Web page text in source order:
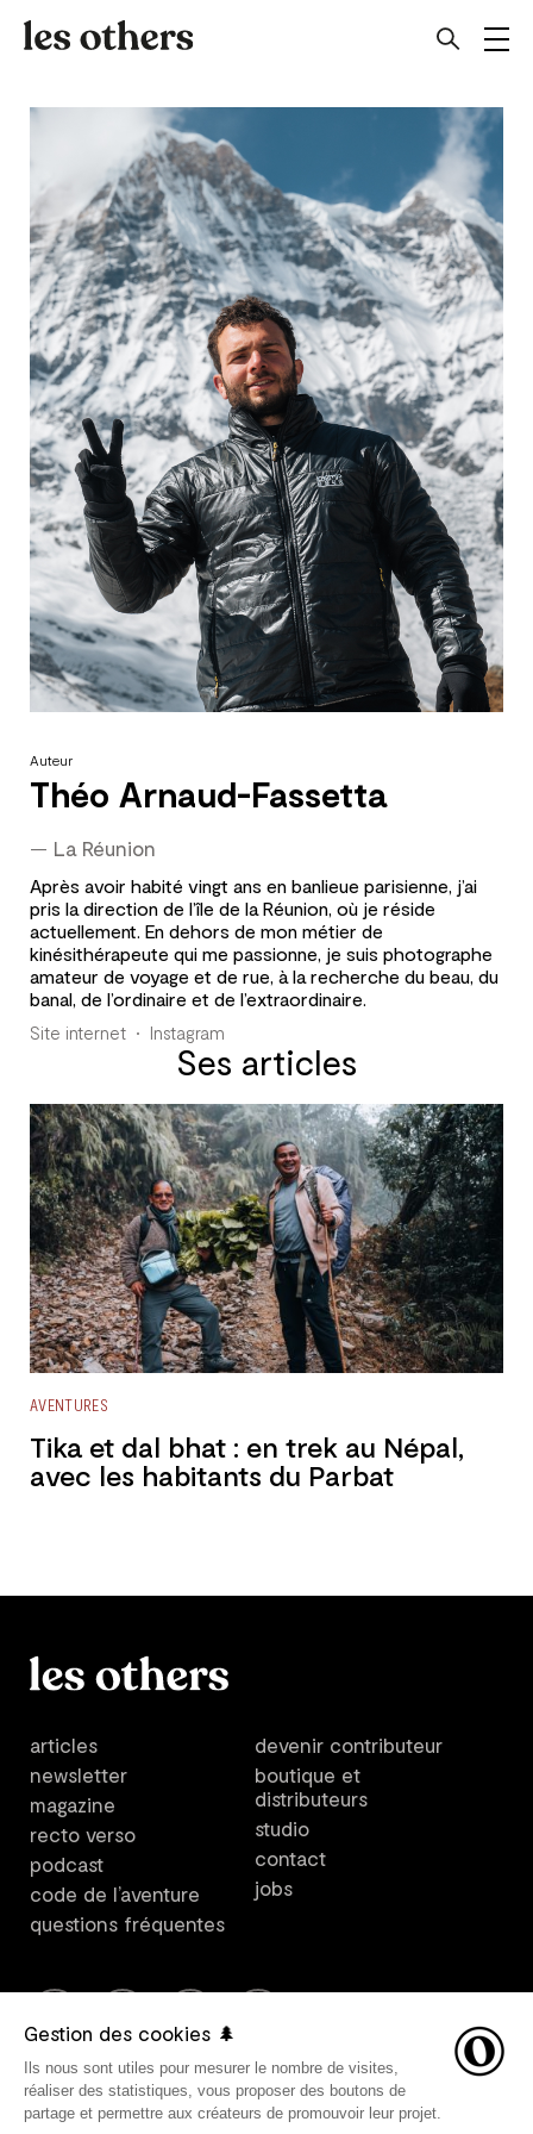
Auteur
Théo Arnaud-Fassetta
— La Réunion
Après avoir habité vingt ans en banlieue parisienne, j’ai
pris la direction de l’île de la Réunion, où je réside
actuellement. En dehors de mon métier de
kinésithérapeute qui me passionne, je suis photographe
amateur de voyage et de rue, à la recherche du beau, du
banal, de l’ordinaire et de l’extraordinaire.
Site internet Instagram
Ses articles
AVENTURES
Tika et dal bhat : en trek au Népal,
avec les habitants du Parbat
articles
newsletter
magazine
recto verso
podcast
code de l’aventure
questions fréquentes
devenir contributeur
boutique et
distributeurs
studio
contact
jobs
Les Others est un plateforme créée par Les Others Studio. ©
2021 Les Others SARL, tous droits réservés. Direction
artistique par Les Others Studio. Design graphique par
Gestion des cookies 🌲
Ils nous sont utiles pour mesurer le nombre de visites,
réaliser des statistiques, vous proposer des boutons de
partage et permettre aux créateurs de promouvoir leur projet.